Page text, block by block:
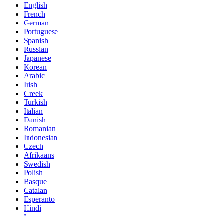
English
French
German
Portuguese
Spanish
Russian
Japanese
Korean
Arabic
Irish
Greek
Turkish
Italian
Danish
Romanian
Indonesian
Czech
Afrikaans
Swedish
Polish
Basque
Catalan
Esperanto
Hindi